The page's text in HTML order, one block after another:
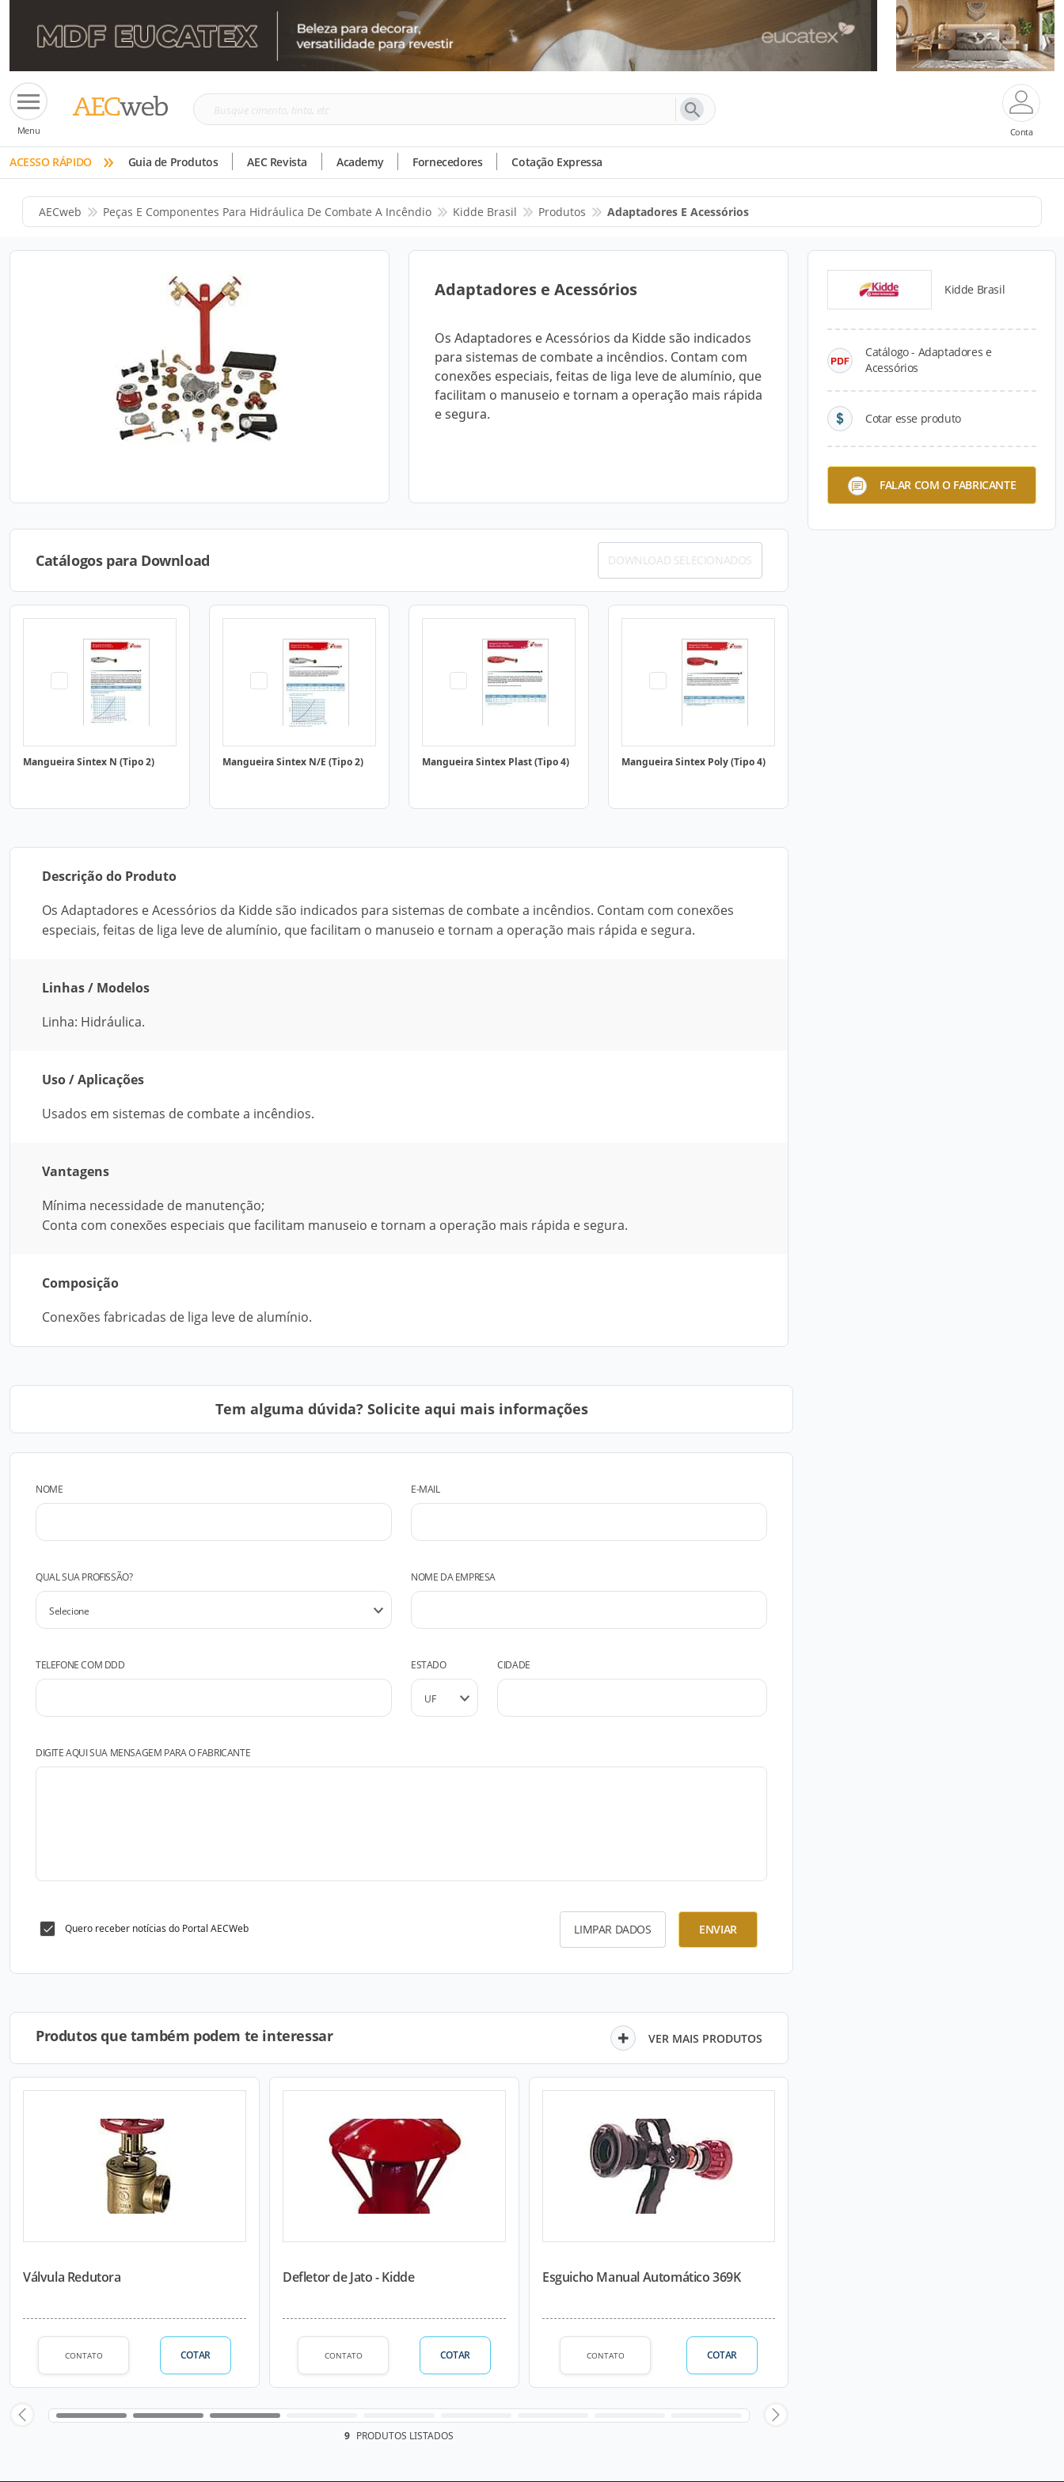
Menu
Busque
tinta,
etc
Conta
ACESSO RÁPIDO » Guia de Produtos AEC Revista Academy Fornecedores Cotação Expressa
AECweb Peças E Componentes Para Hidráulica De Combate A Incêndio Kidde Brasil Produtos Adaptadores E Acessórios
Adaptadores e Acessórios
Os Adaptadores e Acessórios da Kidde são indicados
para sistemas de combate a incêndios. Contam com
conexões especiais, feitas de liga leve de alumínio, que
facilitam o manuseio e tornam a operação mais rápida
e segura.
Kidde Brasil
Catálogo - Adaptadores e
Acessórios
Cotar esse produto
FALAR COM O FABRICANTE
Catálogos para Download DOWNLOAD SELECIONADOS
Mangueira Sintex N (Tipo 2) Mangueira Sintex N/E (Tipo 2) Mangueira Sintex Plast (Tipo 4) Mangueira Sintex Poly (Tipo 4)
Descrição do Produto
Os Adaptadores e Acessórios da Kidde são indicados para sistemas de combate a incêndios. Contam com conexões
especiais, feitas de liga leve de alumínio, que facilitam o manuseio e tornam a operação mais rápida e segura.
Linhas / Modelos
Linha: Hidráulica.
Uso / Aplicações
Usados em sistemas de combate a incêndios.
Vantagens
Mínima necessidade de manutenção;
Conta com conexões especiais que facilitam manuseio e tornam a operação mais rápida e segura.
Composição
Conexões fabricadas de liga leve de alumínio.
Tem alguma dúvida? Solicite aqui mais informações
NOME E-MAIL
QUAL SUA PROFISSÃO? NOME DA EMPRESA
TELEFONE COM DDD ESTADO CIDADE
DIGITE AQUI SUA MENSAGEM PARA O FABRICANTE
Quero receber notícias do Portal AECWeb LIMPAR DADOS ENVIAR
Produtos que também podem te interessar VER MAIS PRODUTOS
Válvula Redutora
CONTATO COTAR
Defletor de Jato - Kidde
CONTATO COTAR
Esguicho Manual Automático 369K
CONTATO COTAR
9 PRODUTOS LISTADOS